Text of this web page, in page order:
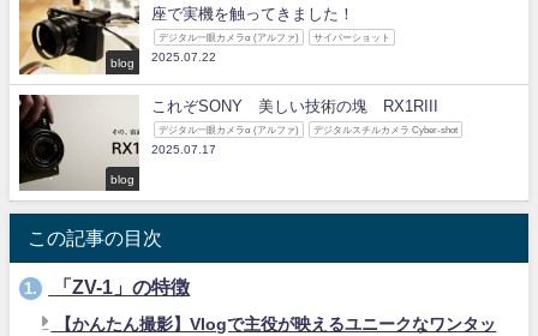
blog
座で実機を触ってきました！
デジタル一眼カメラα (アルファ) サイバーショット
2025.07.22
blog
これぞSONY 美しい技術の塊 RX1RIII
デジタル一眼カメラα (アルファ) デジタルスチルカメラ Cyber-shot
2025.07.17
この記事の目次
1. 「ZV-1」の特徴
【かんたん撮影】Vlogで主役が映えるユニークなワンタッ